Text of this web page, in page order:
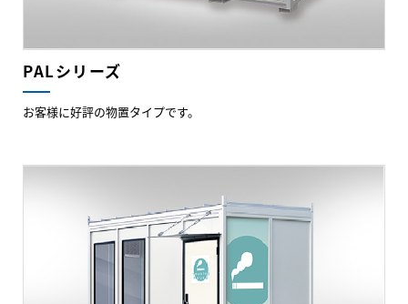
PALシリーズ
お客様に好評の物置タイプです。